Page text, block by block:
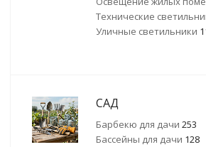
Технические
Уличные светильники
САД
Барбекю для дачи 253
Бассейны для дачи 128